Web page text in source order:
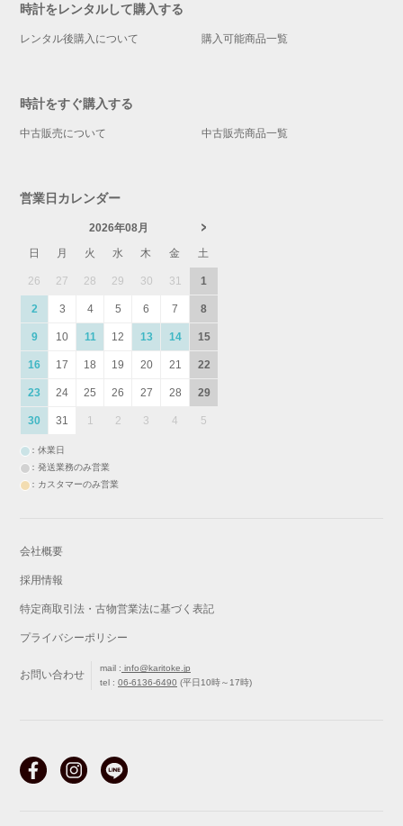
時計をレンタルして購入する
レンタル後購入について 購入可能商品一覧
時計をすぐ購入する
中古販売について 中古販売商品一覧
営業日カレンダー
2026年08月
日
月 火 水 木 金 土
26 27 28 29 30 31 1
2 3 4 5 6 7 8
9 10 11 12 13 14 15
16 17 18 19 20 21 22
23 24 25 26 27 28 29
30 31 1 2 3 4 5
：休業日
：発送業務のみ営業
：カスタマーのみ営業
会社概要
採用情報
特定商取引法・古物営業法に基づく表記
プライバシーポリシー
お問い合わせ
mail : info@karitoke.jp
tel :06-6136-6490 (平日10時～17時)